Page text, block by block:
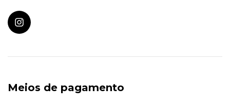
Meios de pagamento